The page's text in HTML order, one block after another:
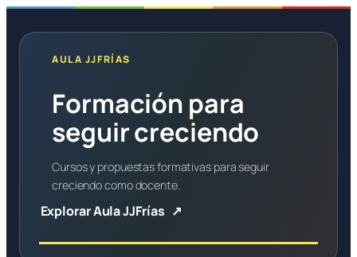
AULA JJFRÍAS
Formación para
seguir creciendo
Cursos y propuestas formativas para seguir
creciendo como docente.
Explorar Aula JJFrías